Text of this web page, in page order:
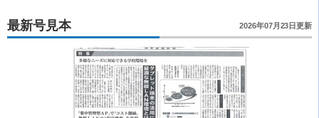
最新号見本 2026年07月23日更新